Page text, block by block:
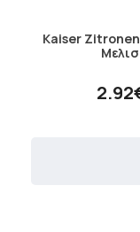
Kaiser